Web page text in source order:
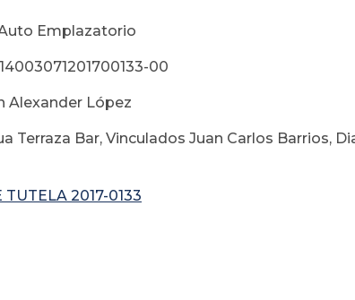
Emplazatorio
00
Alexander López
Terraza Bar, Vinculados Juan Carlos Barrios,
TUTELA 2017-0133